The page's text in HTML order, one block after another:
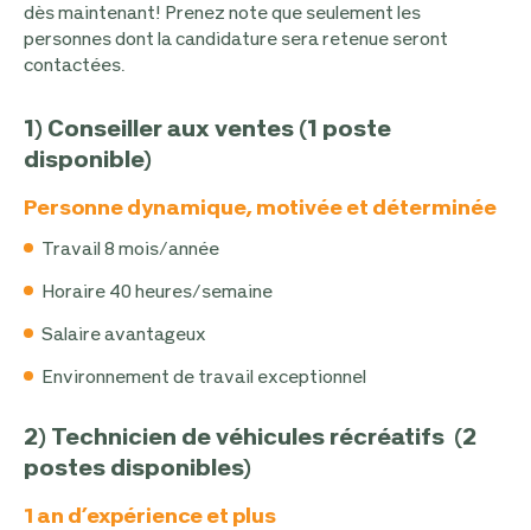
dès maintenant! Prenez note que seulement les
personnes dont la candidature sera retenue seront
contactées.
1) Conseiller aux ventes (1 poste
disponible)
Personne dynamique, motivée et déterminée
Travail 8 mois/année
Horaire 40 heures/semaine
Salaire avantageux
Environnement de travail exceptionnel
2) Technicien de véhicules récréatifs (2
postes disponibles)
1 an d’expérience et plus